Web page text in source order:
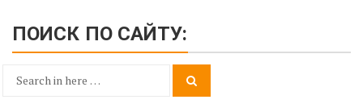
записям
ПОИСК ПО САЙТУ:
Search